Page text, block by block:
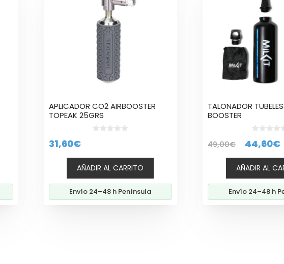
APLICADOR CO2 AIRBOOSTER
TOPEAK 25GRS
31,60€
AÑADIR AL CARRITO
Envío 24–48 h Península
TALONADOR
BOOSTER
d
49,00€
El
precio
original
era:
49,00€.
44,60€El
AÑADIR AL
Envío 24–48 h